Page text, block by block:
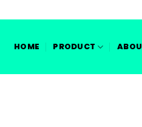
HOME PRODUCT